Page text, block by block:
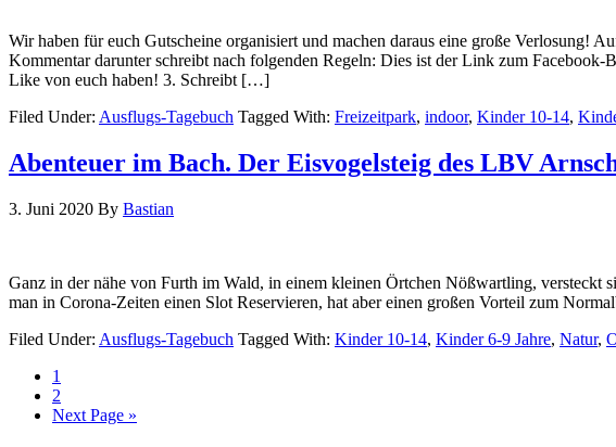
Wir haben für euch Gutscheine organisiert und machen daraus eine große Verlosung!
Kommentar darunter schreibt nach folgenden Regeln: Dies ist der Link zum
Like von euch haben! 3. Schreibt […]
Filed Under: Ausflugs-Tagebuch Tagged With: Freizeitpark, indoor, Kinder 10-14,
Abenteuer im Bach. Der Eisvogelsteig des LBV
3. Juni 2020 By Bastian
Ganz in der nähe von Furth im Wald, in einem kleinen Örtchen Nößwartling, versteckt
man in Corona-Zeiten einen Slot Reservieren, hat aber einen großen Vorteil zum
Filed Under: Ausflugs-Tagebuch Tagged With: Kinder 10-14, Kinder 6-9 Jahre, Natur,
1
2
Next Page »